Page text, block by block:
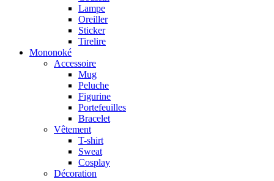
Lampe
Oreiller
Sticker
Tirelire
Mononoké
Accessoire
Mug
Peluche
Figurine
Portefeuilles
Bracelet
Vêtement
T-shirt
Sweat
Cosplay
Décoration